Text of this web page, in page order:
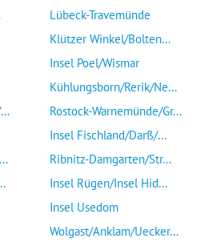
Lübeck-Travemünde
Klützer Winkel/Bolten...
Insel Poel/Wismar
Kühlungsborn/Rerik/Ne...
Rostock-Warnemünde/Gr...
Insel Fischland/Darß/...
Ribnitz-Damgarten/Str...
Insel Rügen/Insel Hid...
Insel Usedom
Wolgast/Anklam/Uecker...